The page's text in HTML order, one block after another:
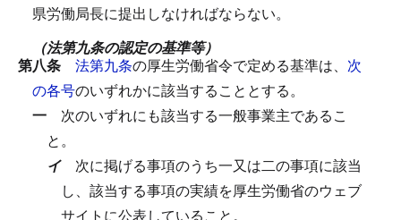
県労働局長に提出しなければならない。
（法第九条の認定の基準等）
第八条 法第九条の厚生労働省令で定める基準は、 次
の各号のいずれかに該当することとする。
一 次のいずれにも該当する一般事業主であるこ
と。
イ 次に掲げる事項のうち一又は二の事項に該当
し、該当する事項の実績を厚生労働省のウェブ
サイトに公表していること。